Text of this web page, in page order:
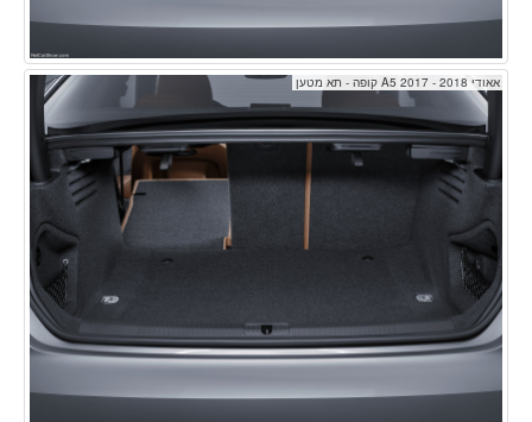
אאודי A5 2017 - 2018 קופה - תא מטען